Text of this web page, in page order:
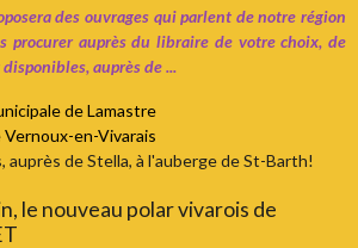
des ouvrages qui parlent de notre région
procurer auprès du libraire de votre choix, de
auprès de ...
de Lamastre
en-Vivarais
auprès de Stella, à l'auberge de St-Barth!
le nouveau polar vivarois de